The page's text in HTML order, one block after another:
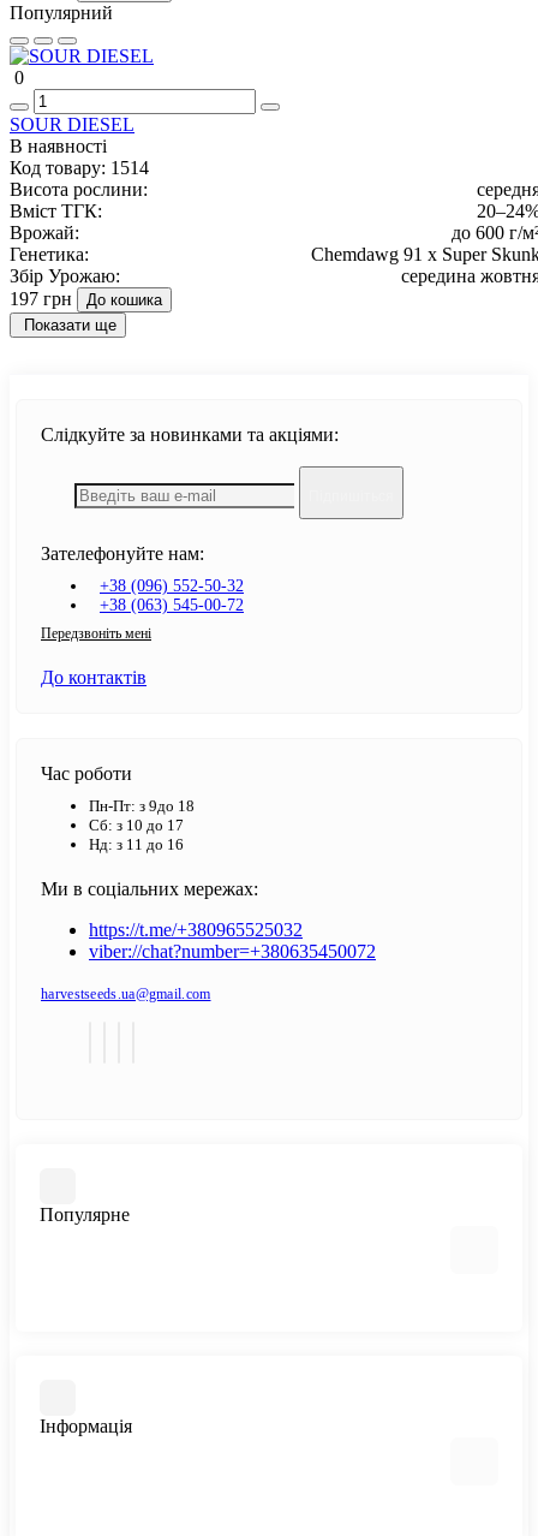
Популярний
0
SOUR DIESEL
В наявності
Код товару: 1514
Висота рослини:
Вміст ТГК:
Врожай:
до 600 г/
Генетика:
Chemdawg 91 x Super
Збір Урожаю:
середина
197 грн
До кошика
Показати ще
Слідкуйте за новинками та акціями:
Зателефонуйте нам:
+38 (096) 552-50-32
+38 (063) 545-00-72
Передзвоніть мені
До контактів
Час роботи
Пн-Пт: з 9до 18
Сб: з 10 до 17
Нд: з 11 до 16
Ми в соціальних мережах:
https://t.me/+380965525032
viber://chat?number=+380635450072
harvestseeds.ua@gmail.com
Популярне
Фемінізовані
Інформація